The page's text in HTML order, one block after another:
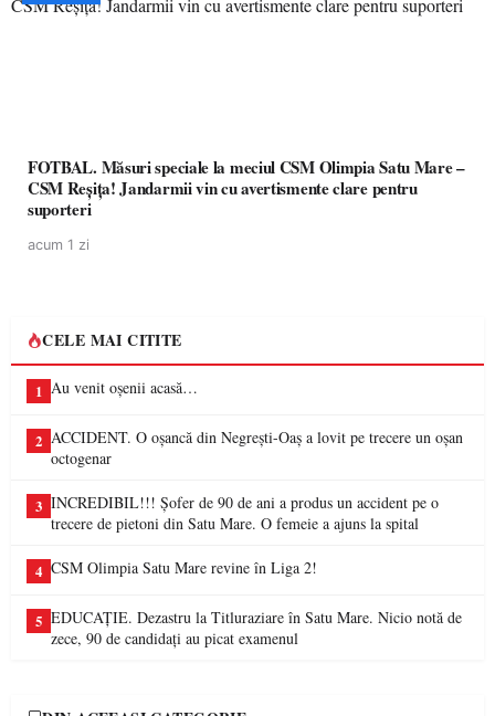
FOTBAL. Măsuri speciale la meciul CSM Olimpia Satu Mare –
CSM Reșița! Jandarmii vin cu avertismente clare pentru
suporteri
acum 1 zi
CELE MAI CITITE
1 Au venit oșenii acasă…
2 ACCIDENT. O oșancă din Negrești-Oaș a lovit pe trecere un oșan
octogenar
3 INCREDIBIL!!! Șofer de 90 de ani a produs un accident pe o
trecere de pietoni din Satu Mare. O femeie a ajuns la spital
4 CSM Olimpia Satu Mare revine în Liga 2!
5 EDUCAȚIE. Dezastru la Titluraziare în Satu Mare. Nicio notă de
zece, 90 de candidați au picat examenul